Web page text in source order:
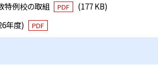
例校の取組
PDF
(177 KB)
年度)
PDF